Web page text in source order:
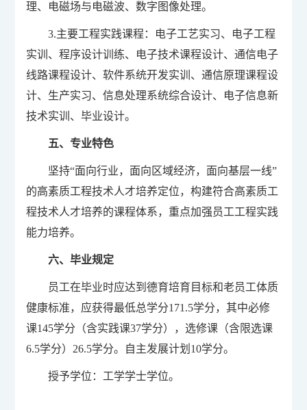
理、电磁场与电磁波、数字图像处理。
3.主要工程实践课程：电子工艺实习、电子工程
实训、程序设计训练、电子技术课程设计、通信电子
线路课程设计、软件系统开发实训、通信原理课程设
计、生产实习、信息处理系统综合设计、电子信息新
技术实训、毕业设计。
五、专业特色
坚持“面向行业，面向区域经济，面向基层一线”
的高素质工程技术人才培养定位，构建符合高素质工
程技术人才培养的课程体系，重点加强员工工程实践
能力培养。
六、毕业规定
员工在毕业时应达到德育培育目标和老员工体质
健康标准，应获得最低总学分171.5学分，其中必修
课145学分（含实践课37学分），选修课（含限选课
6.5学分）26.5学分。自主发展计划10学分。
授予学位：工学学士学位。